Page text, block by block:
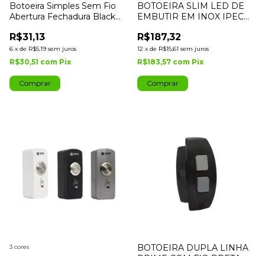
Botoeira Simples Sem Fio
Abertura Fechadura Black
R$31,13
6 x de R$5,19 sem juros
R$30,51 com Pix
BOTOEIRA SLIM LED DE
EMBUTIR EM INOX IPEC
R$187,32
12 x de R$15,61 sem juros
R$183,57 com Pix
3 cores
BOTOEIRA DUPLA LINHA